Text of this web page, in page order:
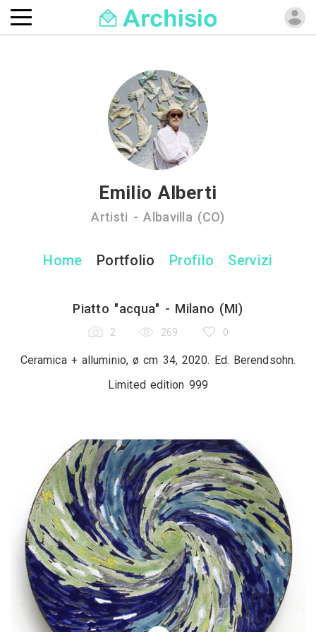
Emilio Alberti
Artisti - Albavilla (CO)
Home Portfolio Profilo Servizi
Piatto "acqua" - Milano (MI)
2 269 0
Ceramica + alluminio, ø cm 34, 2020. Ed. Berendsohn.
Limited edition 999